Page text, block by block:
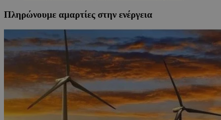
Πληρώνουμε αμαρτίες στην ενέργεια